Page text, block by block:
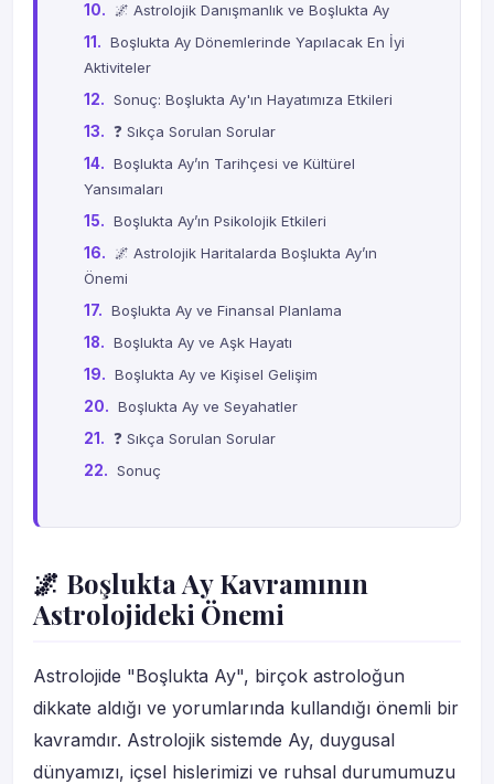
🌌 Astrolojik Danışmanlık ve Boşlukta Ay
Boşlukta Ay Dönemlerinde Yapılacak En İyi
Aktiviteler
Sonuç: Boşlukta Ay'ın Hayatımıza Etkileri
❓ Sıkça Sorulan Sorular
Boşlukta Ay’ın Tarihçesi ve Kültürel
Yansımaları
Boşlukta Ay’ın Psikolojik Etkileri
🌌 Astrolojik Haritalarda Boşlukta Ay’ın
Önemi
Boşlukta Ay ve Finansal Planlama
Boşlukta Ay ve Aşk Hayatı
Boşlukta Ay ve Kişisel Gelişim
Boşlukta Ay ve Seyahatler
❓ Sıkça Sorulan Sorular
Sonuç
🌌 Boşlukta Ay Kavramının
Astrolojideki Önemi
Astrolojide "Boşlukta Ay", birçok astroloğun
dikkate aldığı ve yorumlarında kullandığı önemli bir
kavramdır. Astrolojik sistemde Ay, duygusal
dünyamızı, içsel hislerimizi ve ruhsal durumumuzu